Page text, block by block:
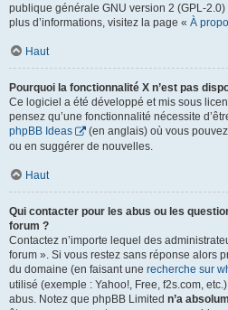
publique générale GNU version 2 (GPL-
plus d’informations, visitez la page « À
Haut
Pourquoi la fonctionnalité X n’est pas
Ce logiciel a été développé et mis sous
pensez qu’une fonctionnalité nécessite
phpBB Ideas
(en anglais) où vous
ou en suggérer de nouvelles.
Haut
Qui contacter pour les abus ou les
forum ?
Contactez n’importe lequel des
forum ». Si vous restez sans réponse alors
du domaine (en faisant une recherche sur
utilisé (exemple : Yahoo!, Free, f2s.com,
abus. Notez que phpBB Limited n’a